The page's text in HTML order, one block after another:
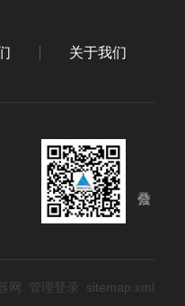
关于我们
网 管理登录 sitemap.xml